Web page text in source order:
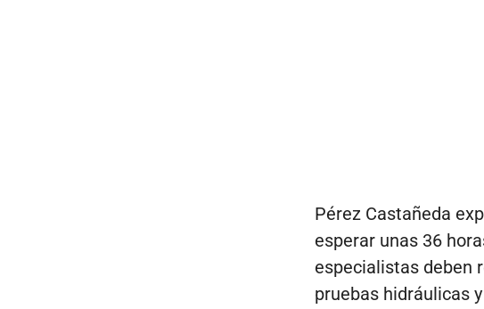
Pérez Castañeda
esperar unas 36
especialistas deben
pruebas hidráulicas